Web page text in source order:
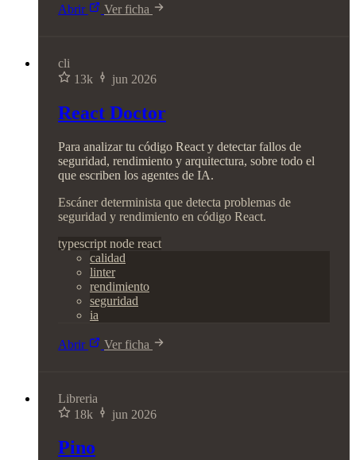
Abrir Ver ficha
cli
13k
jun 2026
React Doctor
Para analizar tu código React y detectar fallos de
seguridad, rendimiento y arquitectura, sobre todo el
que escriben los agentes de IA.
Escáner determinista que detecta problemas de
seguridad y rendimiento en código React.
typescript node react
calidad
linter
rendimiento
seguridad
ia
Abrir Ver ficha
Libreria
18k
jun 2026
Pino